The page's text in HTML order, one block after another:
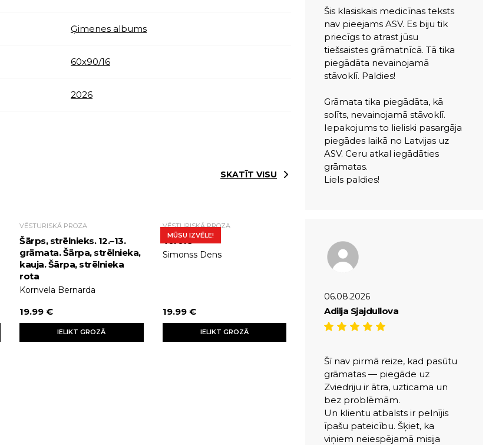
Ģimenes albums
60х90/16
2026
SKATĪT VISU
VĒSTURISKĀ PROZA
Šārps, strēlnieks. 12.–13.
grāmata. Šārpa, strēlnieka,
kauja. Šārpa, strēlnieka
rota
Kornvela Bernarda
19.99 €
IELIKT GROZĀ
MŪSU IZVĒLE!
VĒSTURISKĀ PROZA
Terors
Simonss Dens
19.99 €
IELIKT GROZĀ
Šis klasiskais medicīnas teksts
nav pieejams ASV. Es biju tik
priecīgs to atrast jūsu
tiešsaistes grāmatnīcā. Tā tika
piegādāta nevainojamā
stāvoklī. Paldies!
Grāmata tika piegādāta, kā
solīts, nevainojamā stāvoklī.
Iepakojums to lieliski pasargāja
piegādes laikā no Latvijas uz
ASV. Ceru atkal iegādāties
grāmatas.
Liels paldies!
06.08.2026
Adilja Sjajdullova
Šī nav pirmā reize, kad pasūtu
grāmatas — piegāde uz
Zviedriju ir ātra, uzticama un
bez problēmām.
Un klientu atbalsts ir pelnījis
īpašu pateicību. Šķiet, ka
viņiem neiespējamā misija